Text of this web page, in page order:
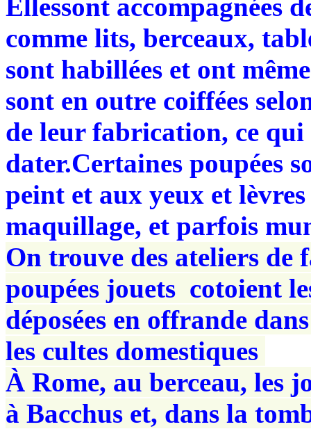
Ellessont accompagnées
comme lits, berceaux,
sont habillées et ont
sont en outre coiffées
de leur fabrication, ce qui
dater.Certaines poupées
peint et aux yeux et
maquillage, et parfois
On trouve des ateliers de
poupées jouets cotoient
déposées en offrande
les cultes domestiques
À Rome, au berceau, les
à Bacchus et, dans la